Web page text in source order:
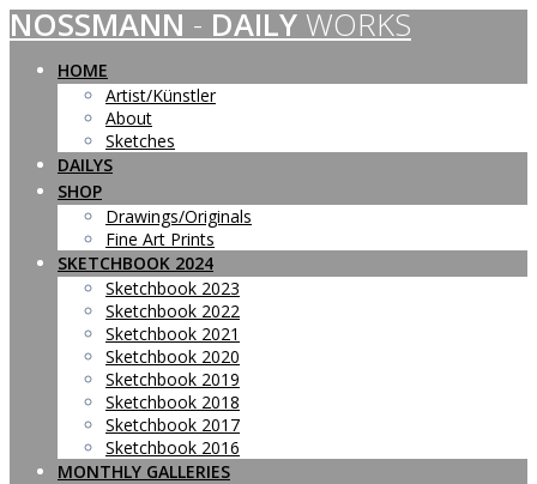
Skip
to
content
NOSSMANN - DAILY WORKS
HOME
Artist/Künstler
About
Sketches
DAILYS
SHOP
Drawings/Originals
Fine Art Prints
SKETCHBOOK 2024
Sketchbook 2023
Sketchbook 2022
Sketchbook 2021
Sketchbook 2020
Sketchbook 2019
Sketchbook 2018
Sketchbook 2017
Sketchbook 2016
MONTHLY GALLERIES